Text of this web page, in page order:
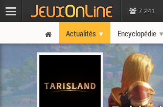
7 241
Actualités Encyclopédie